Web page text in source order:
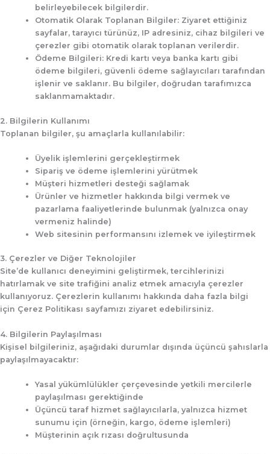
belirleyebilecek bilgilerdir.
Otomatik Olarak Toplanan Bilgiler: Ziyaret ettiğiniz
sayfalar, tarayıcı türünüz, IP adresiniz, cihaz bilgileri ve
çerezler gibi otomatik olarak toplanan verilerdir.
Ödeme Bilgileri: Kredi kartı veya banka kartı gibi
ödeme bilgileri, güvenli ödeme sağlayıcıları tarafından
işlenir ve saklanır. Bu bilgiler, doğrudan tarafımızca
saklanmamaktadır.
2. Bilgilerin Kullanımı
Toplanan bilgiler, şu amaçlarla kullanılabilir:
Üyelik işlemlerini gerçekleştirmek
Sipariş ve ödeme işlemlerini yürütmek
Müşteri hizmetleri desteği sağlamak
Ürünler ve hizmetler hakkında bilgi vermek ve
pazarlama faaliyetlerinde bulunmak (yalnızca onay
vermeniz halinde)
Web sitesinin performansını izlemek ve iyileştirmek
3. Çerezler ve Diğer Teknolojiler
Site’de kullanıcı deneyimini geliştirmek, tercihlerinizi
hatırlamak ve site trafiğini analiz etmek amacıyla çerezler
kullanıyoruz. Çerezlerin kullanımı hakkında daha fazla bilgi
için Çerez Politikası sayfamızı ziyaret edebilirsiniz.
4. Bilgilerin Paylaşılması
Kişisel bilgileriniz, aşağıdaki durumlar dışında üçüncü şahıslarla
paylaşılmayacaktır:
Yasal yükümlülükler çerçevesinde yetkili mercilerle
paylaşılması gerektiğinde
Üçüncü taraf hizmet sağlayıcılarla, yalnızca hizmet
sunumu için (örneğin, kargo, ödeme işlemleri)
Müşterinin açık rızası doğrultusunda